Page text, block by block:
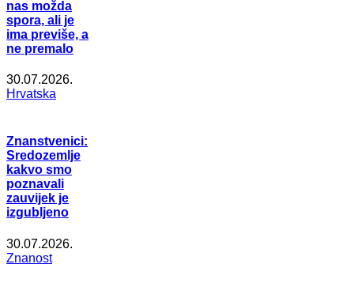
nas možda
spora, ali je
ima previše, a
ne premalo
30.07.2026.
Hrvatska
Znanstvenici:
Sredozemlje
kakvo smo
poznavali
zauvijek je
izgubljeno
30.07.2026.
Znanost